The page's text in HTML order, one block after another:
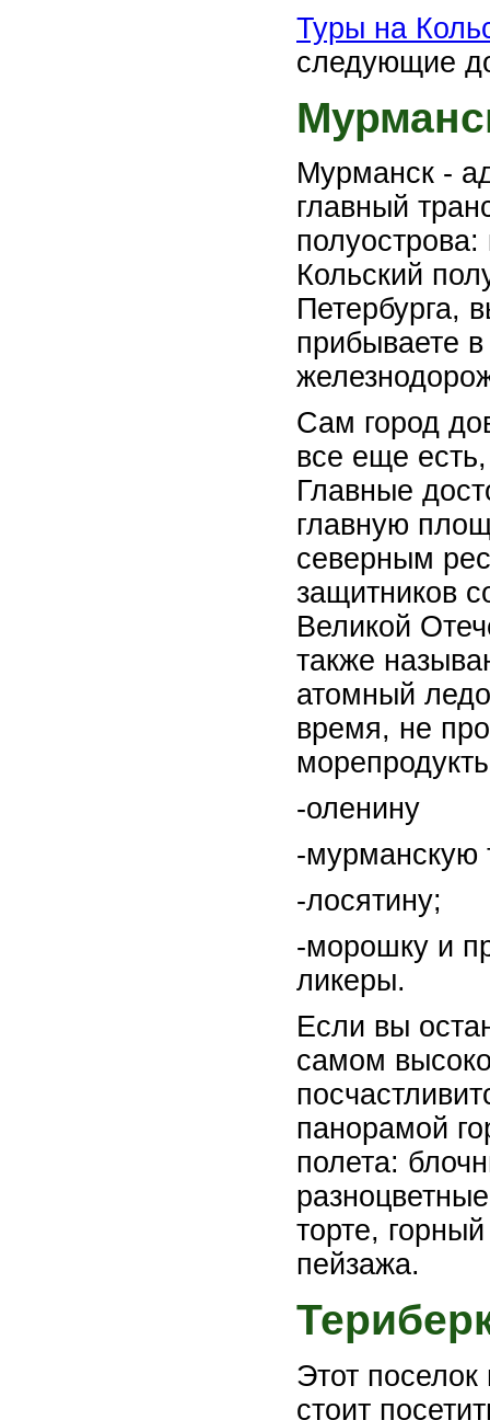
Туры на
следующие
Мурманск -
главный
Кольский
Петербурга,
прибываете
Сам город
все еще
Главные
главную
северным
защитников
Великой
также
атомный
время, не
-оленину
-мурманскую
-лосятину;
-морошку и
ликеры.
Если вы
самом
панорамой
полета:
торте,
пейзажа.
Этот
стоит